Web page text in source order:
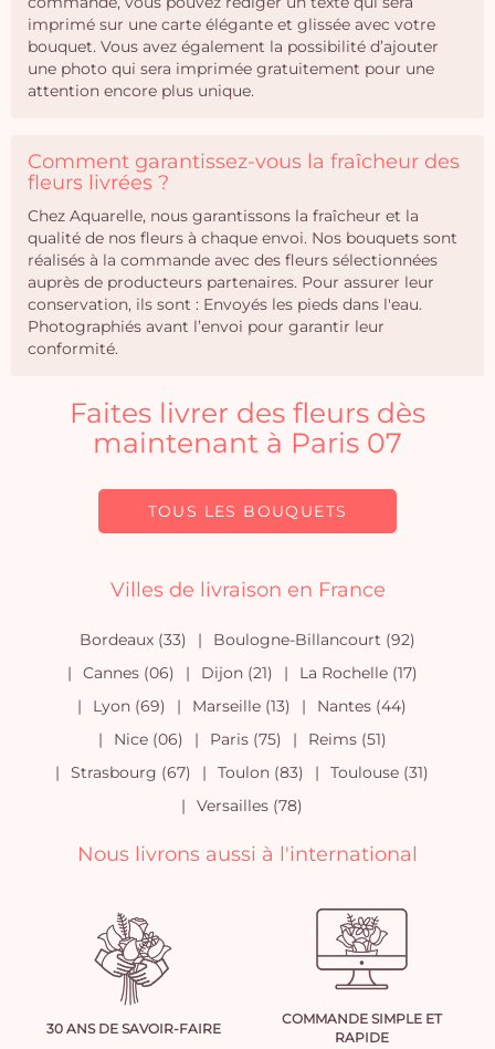
imprimé sur une carte élégante et glissée avec votre
bouquet. Vous avez également la possibilité d’ajouter
une photo qui sera imprimée gratuitement pour une
attention encore plus unique.
Comment garantissez-vous la fraîcheur des
fleurs livrées ?
Chez Aquarelle, nous garantissons la fraîcheur et la
qualité de nos fleurs à chaque envoi. Nos bouquets sont
réalisés à la commande avec des fleurs sélectionnées
auprès de producteurs partenaires. Pour assurer leur
conservation, ils sont : Envoyés les pieds dans l'eau.
Photographiés avant l’envoi pour garantir leur
conformité.
Faites livrer des fleurs dès
maintenant à Paris 07
TOUS LES BOUQUETS
Villes de livraison en France
Bordeaux (33)
Boulogne-Billancourt (92)
Cannes (06)
Dijon (21)
La Rochelle (17)
Lyon (69)
Marseille (13)
Nantes (44)
Nice (06)
Paris (75)
Reims (51)
Strasbourg (67)
Toulon (83)
Toulouse (31)
Versailles (78)
Nous livrons aussi à l'international
30 ANS DE SAVOIR-FAIRE
COMMANDE SIMPLE ET
RAPIDE